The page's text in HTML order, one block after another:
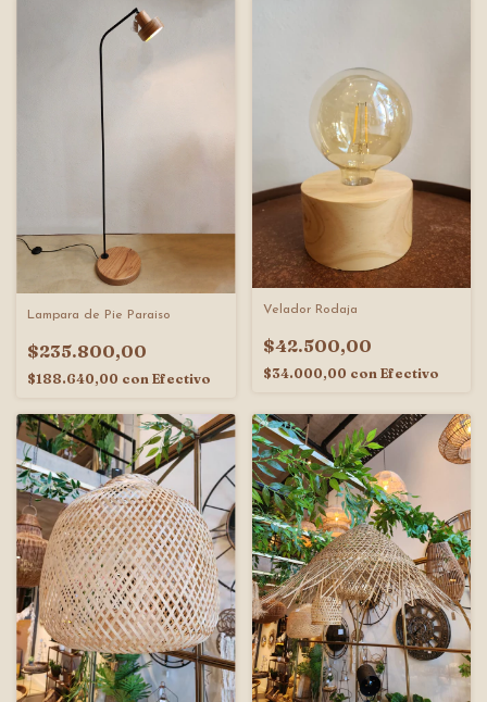
Lampara de Pie Paraiso
$235.800,00
$188.640,00 con Efectivo
Velador Rodaja
$42.500,00
$34.000,00 con Efectivo